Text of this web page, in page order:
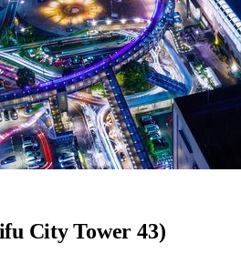
City Tower 43)